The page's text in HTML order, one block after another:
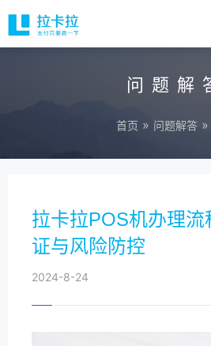
问题解
首页 » 问题解答
拉卡拉POS机办理
证与风险防控
2024-8-24